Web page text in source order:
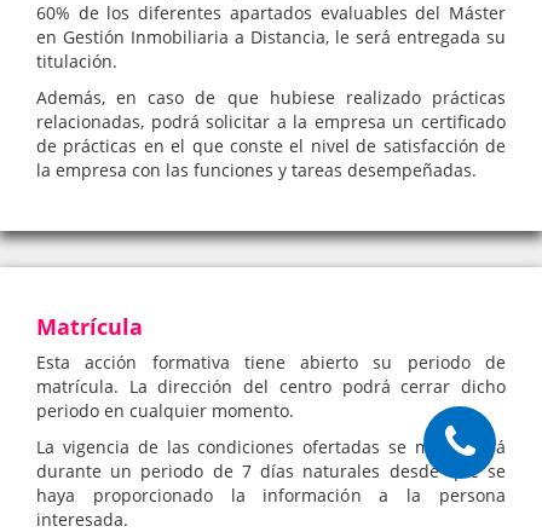
60% de los diferentes apartados evaluables del Máster
en Gestión Inmobiliaria a Distancia, le será entregada su
titulación.
Además, en caso de que hubiese realizado prácticas
relacionadas, podrá solicitar a la empresa un certificado
de prácticas en el que conste el nivel de satisfacción de
la empresa con las funciones y tareas desempeñadas.
Matrícula
Esta acción formativa tiene abierto su periodo de
matrícula. La dirección del centro podrá cerrar dicho
periodo en cualquier momento.
La vigencia de las condiciones ofertadas se mantendrá
durante un periodo de 7 días naturales desde que se
haya proporcionado la información a la persona
interesada.